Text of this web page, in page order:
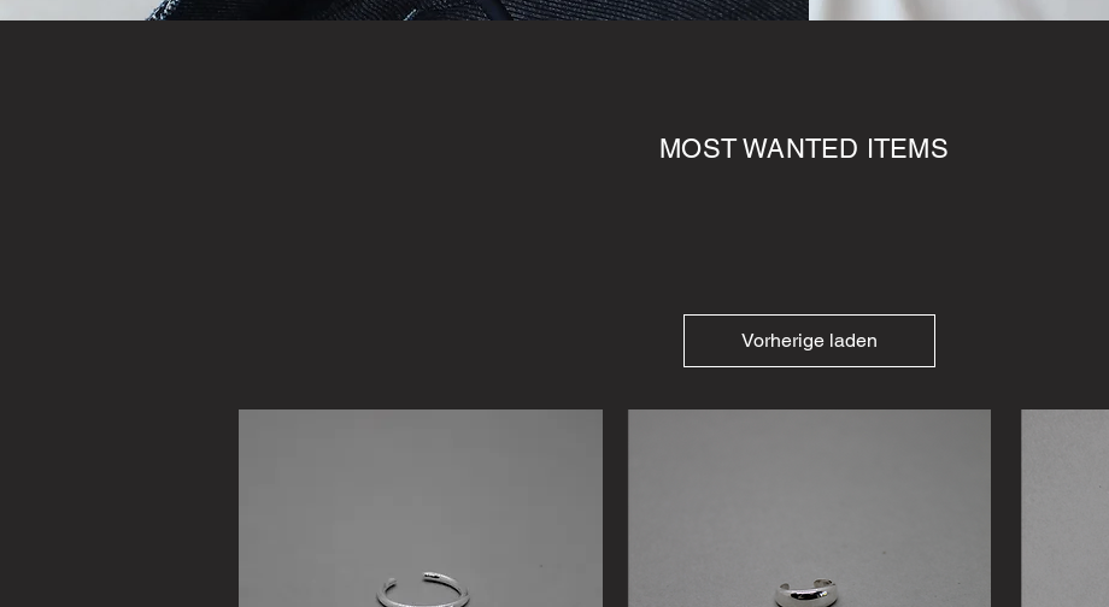
MOST WANTED ITEMS
Vorherige laden